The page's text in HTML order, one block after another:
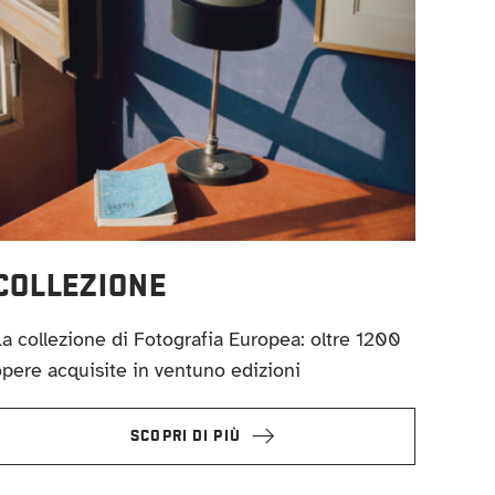
collezione di Fotografia Europea: oltre 1200
acquisite in ventuno edizioni
SCOPRI DI PIÙ